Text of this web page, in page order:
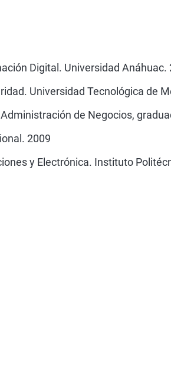
Digital. Universidad Anáhuac.
Universidad Tecnológica de
de Negocios,
2009
y Electrónica. Instituto